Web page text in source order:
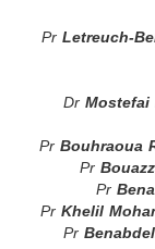
PrLetreuch-
Dr
PrBouhraoua
Pr
Pr
PrKhelil
Pr